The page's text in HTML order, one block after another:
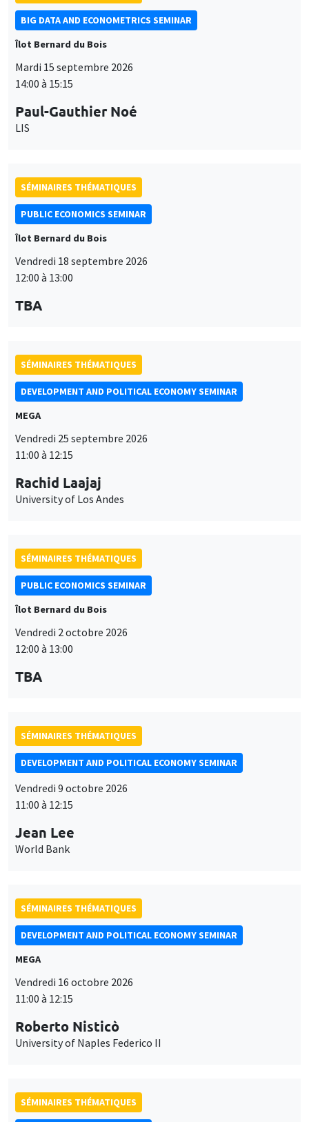
BIG DATA AND ECONOMETRICS SEMINAR
Îlot Bernard du Bois
Mardi 15 septembre 2026
14:00 à 15:15
Paul-Gauthier Noé
LIS
SÉMINAIRES THÉMATIQUES
PUBLIC ECONOMICS SEMINAR
Îlot Bernard du Bois
Vendredi 18 septembre 2026
12:00 à 13:00
TBA
SÉMINAIRES THÉMATIQUES
DEVELOPMENT AND POLITICAL ECONOMY SEMINAR
MEGA
Vendredi 25 septembre 2026
11:00 à 12:15
Rachid Laajaj
University of Los Andes
SÉMINAIRES THÉMATIQUES
PUBLIC ECONOMICS SEMINAR
Îlot Bernard du Bois
Vendredi 2 octobre 2026
12:00 à 13:00
TBA
SÉMINAIRES THÉMATIQUES
DEVELOPMENT AND POLITICAL ECONOMY SEMINAR
Vendredi 9 octobre 2026
11:00 à 12:15
Jean Lee
World Bank
SÉMINAIRES THÉMATIQUES
DEVELOPMENT AND POLITICAL ECONOMY SEMINAR
MEGA
Vendredi 16 octobre 2026
11:00 à 12:15
Roberto Nisticò
University of Naples Federico II
SÉMINAIRES THÉMATIQUES